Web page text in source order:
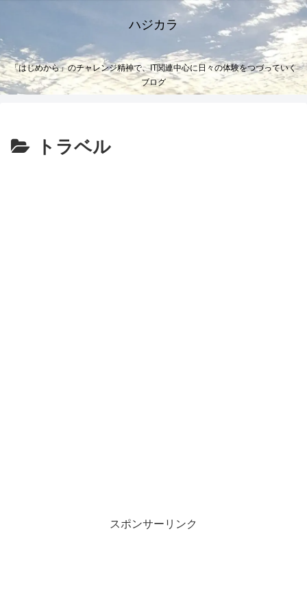
ハジカラ
「はじめから」のチャレンジ精神で、IT関連中心に日々の体験をつづっていく
ブログ
トラベル
スポンサーリンク